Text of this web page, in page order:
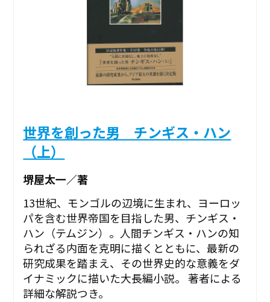
世界を創った男 チンギス・ハン
（上）
堺屋太一／著
13世紀、モンゴルの辺境に生まれ、ヨーロッ
パを含む世界帝国を目指した男、チンギス・
ハン（テムジン）。人間チンギス・ハンの知
られざる内面を克明に描くとともに、最新の
研究成果を踏まえ、その世界史的な意義をダ
イナミックに描いた大長編小説。 著者による
詳細な解説つき。